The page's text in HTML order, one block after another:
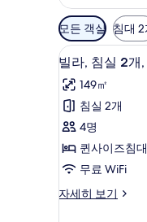
객
실
에
사
용
가
능
한
필
모든 객실 침대
빌
라,
침
실
2
개,
전
용
34
빌라, 침실 2개
149㎡
침실 2개
4명
퀸사이즈침
무료 WiFi
자세히 보기
빌